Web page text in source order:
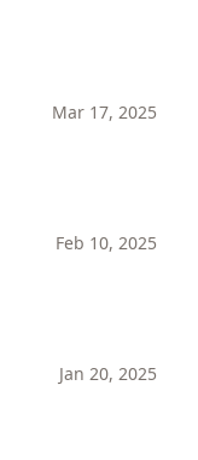
Mar 17, 2025
Feb 10, 2025
Jan 20, 2025